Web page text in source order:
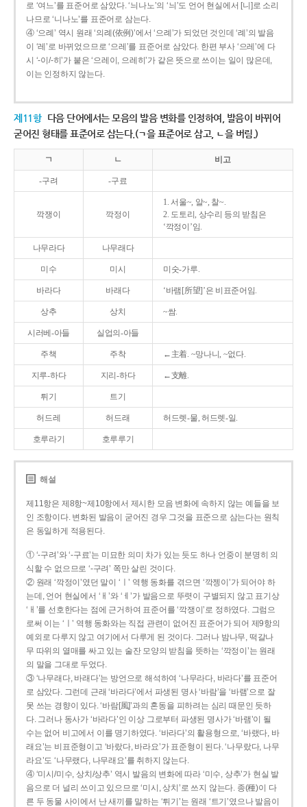
로 ‘여느’를 표준어로 삼았다. ‘늬나노’의 ‘늬’도 언어 현실에서 [니]로 소리
나므로 ‘니나노’를 표준어로 삼는다.
④ ‘으례’ 역시 원래 ‘의례(依例)’에서 ‘으례’가 되었던 것인데 ‘례’의 발음
이 ‘레’로 바뀌었으므로 ‘으레’를 표준어로 삼았다. 한편 부사 ‘으레’에 다
시 ‘-이/-히’가 붙은 ‘으레이, 으레히’가 같은 뜻으로 쓰이는 일이 많은데,
이는 인정하지 않는다.
제11항 다음 단어에서는 모음의 발음 변화를 인정하여, 발음이 바뀌어
굳어진 형태를 표준어로 삼는다.(ㄱ을 표준어로 삼고, ㄴ을 버림.)
ㄱ ㄴ 비고
-구려 -구료
깍쟁이 깍정이
1. 서울~, 알~, 찰~.
2. 도토리, 상수리 등의 받침은
‘깍정이’임.
나무라다 나무래다
미수 미시 미숫-가루.
바라다 바래다 ‘바램[所望]’은 비표준어임.
상추 상치 ~쌈.
시러베-아들 실업의-아들
주책 주착 ←主着. ~망나니, ~없다.
지루-하다 지리-하다 ←支離.
튀기 트기
허드레 허드래 허드렛-물, 허드렛-일.
호루라기 호루루기
해설
제11항은 제8항~제10항에서 제시한 모음 변화에 속하지 않는 예들을 보
인 조항이다. 변화된 발음이 굳어진 경우 그것을 표준으로 삼는다는 원칙
은 동일하게 적용된다.
① ‘-구려’와 ‘-구료’는 미묘한 의미 차가 있는 듯도 하나 언중이 분명히 의
식할 수 없으므로 ‘-구려’ 쪽만 살린 것이다.
② 원래 ‘깍정이’였던 말이 ‘ㅣ’ 역행 동화를 겪으면 ‘깍젱이’가 되어야 하
는데, 언어 현실에서 ‘ㅐ’와 ‘ㅔ’가 발음으로 뚜렷이 구별되지 않고 표기상
‘ㅐ’를 선호한다는 점에 근거하여 표준어를 ‘깍쟁이’로 정하였다. 그럼으
로써 이는 ‘ㅣ’ 역행 동화와는 직접 관련이 없어진 표준어가 되어 제9항의
예외로 다루지 않고 여기에서 다루게 된 것이다. 그러나 밤나무, 떡갈나
무 따위의 열매를 싸고 있는 술잔 모양의 받침을 뜻하는 ‘깍정이’는 원래
의 말을 그대로 두었다.
③ ‘나무래다, 바래다’는 방언으로 해석하여 ‘나무라다, 바라다’를 표준어
로 삼았다. 그런데 근래 ‘바라다’에서 파생된 명사 ‘바람’을 ‘바램’으로 잘
못 쓰는 경향이 있다. ‘바람[風]’과의 혼동을 피하려는 심리 때문인 듯하
다. 그러나 동사가 ‘바라다’인 이상 그로부터 파생된 명사가 ‘바램’이 될
수는 없어 비고에서 이를 명기하였다. ‘바라다’의 활용형으로, ‘바랬다, 바
래요’는 비표준형이고 ‘바랐다, 바라요’가 표준형이 된다. ‘나무랐다, 나무
라요’도 ‘나무랬다, 나무래요’를 취하지 않는다.
④ ‘미시/미수, 상치/상추’ 역시 발음의 변화에 따라 ‘미수, 상추’가 현실 발
음으로 더 널리 쓰이고 있으므로 ‘미시, 상치’로 쓰지 않는다. 종(種)이 다
른 두 동물 사이에서 난 새끼를 말하는 ‘튀기’는 원래 ‘트기’였으나 발음이